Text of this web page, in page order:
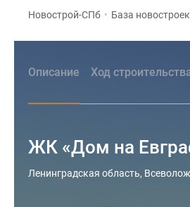
Новострой-СПб • База новостроек
Описание Ход
ЖК «Дом на
«Дом
Ленинградская область,